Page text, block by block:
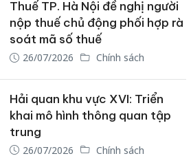
Thuế TP. Hà Nội đề nghị người
nộp thuế chủ động phối hợp rà
soát mã số thuế
26/07/2026 Chính sách
Hải quan khu vực XVI: Triển
khai mô hình thông quan tập
trung
26/07/2026 Chính sách